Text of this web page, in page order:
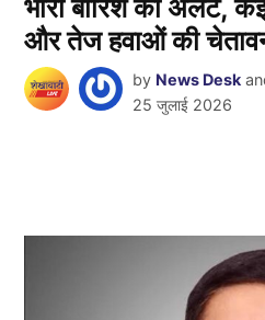
भारी बारिश का अलर्ट,
और तेज हवाओं की
by News Desk
25 जुलाई 2026